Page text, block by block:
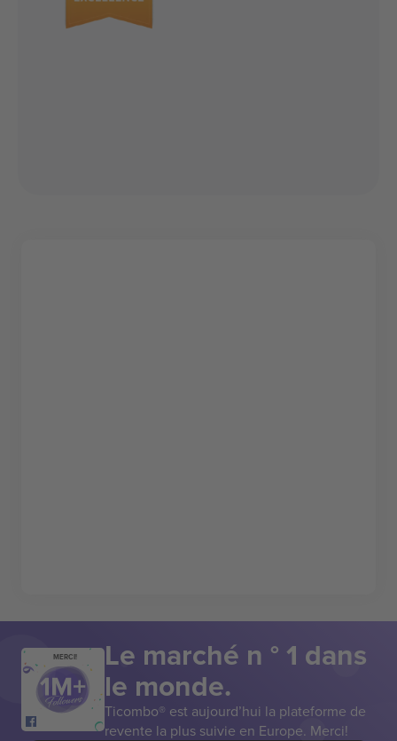
MERCI! Le marché n ° 1 dans
le monde.
Ticombo® est aujourd’hui la plateforme de
revente la plus suivie en Europe. Merci!